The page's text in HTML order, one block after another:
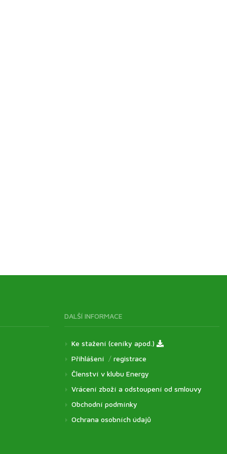
DALŠÍ INFORMACE
Ke stažení (ceníky apod.)
Přihlášení / registrace
Členství v klubu Energy
Vrácení zboží a odstoupení od smlouvy
Obchodní podmínky
Ochrana osobních údajů